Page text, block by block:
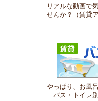
リアルな動画で
せんか？（賃貸
やっぱり、お風
バス・トイレ